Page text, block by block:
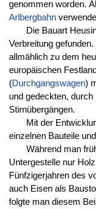
genommen worden.
Arlbergbahn
Die Bauart
Verbreitung
allmählich zu dem
europäischen
(Durchgangswagen)
und gedeckten,
Stirnübergängen.
Mit der
einzelnen Bauteile
Während man
Untergestelle nur
Fünfzigerjahren des
auch Eisen als
folgte man diesem